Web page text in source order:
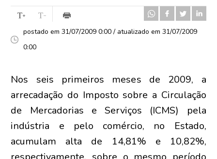
postado em 31/07/2009 0:00 / atualizado em 31/07/2009
0:00
Nos seis primeiros meses de 2009, a
arrecadação do Imposto sobre a Circulação
de Mercadorias e Serviços (ICMS) pela
indústria e pelo comércio, no Estado,
acumulam alta de 14,81% e 10,82%,